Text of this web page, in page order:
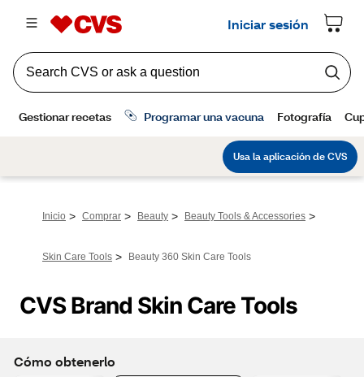
Inicio > Comprar > Beauty > Beauty Tools & Accessories >
Skin Care Tools > Beauty 360 Skin Care Tools
CVS Brand Skin Care Tools
Cómo obtenerlo